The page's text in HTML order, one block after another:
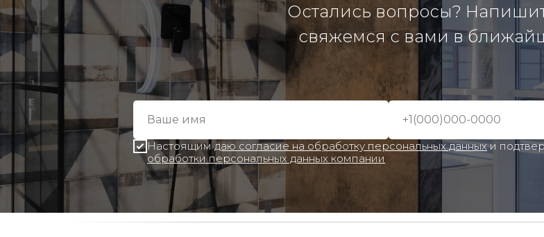
Остались вопросы?
свяжемся с вами в
Настоящимдаю согласие на обработку персональных данныхи
обработки персональных данных компании